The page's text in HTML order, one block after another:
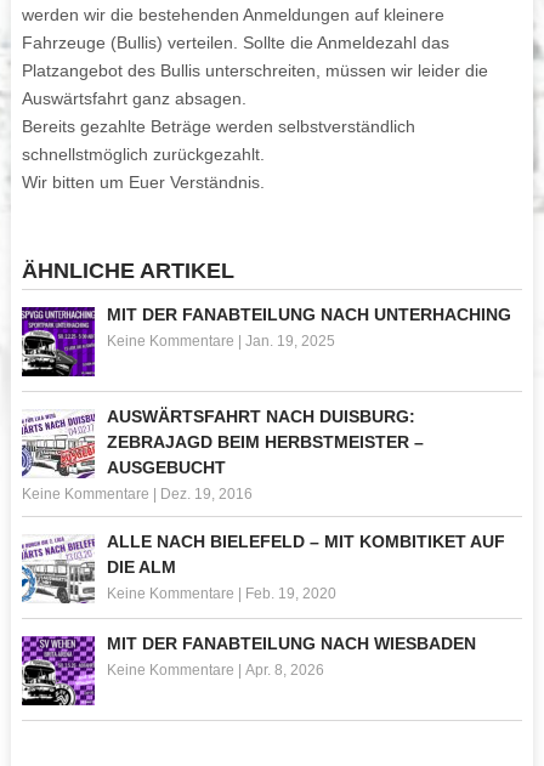
werden wir die bestehenden Anmeldungen auf kleinere
Fahrzeuge (Bullis) verteilen. Sollte die Anmeldezahl das
Platzangebot des Bullis unterschreiten, müssen wir leider die
Auswärtsfahrt ganz absagen.
Bereits gezahlte Beträge werden selbstverständlich
schnellstmöglich zurückgezahlt.
Wir bitten um Euer Verständnis.
ÄHNLICHE ARTIKEL
MIT DER FANABTEILUNG NACH UNTERHACHING
Keine Kommentare | Jan. 19, 2025
AUSWÄRTSFAHRT NACH DUISBURG:
ZEBRAJAGD BEIM HERBSTMEISTER –
AUSGEBUCHT
Keine Kommentare | Dez. 19, 2016
ALLE NACH BIELEFELD – MIT KOMBITIKET AUF
DIE ALM
Keine Kommentare | Feb. 19, 2020
MIT DER FANABTEILUNG NACH WIESBADEN
Keine Kommentare | Apr. 8, 2026